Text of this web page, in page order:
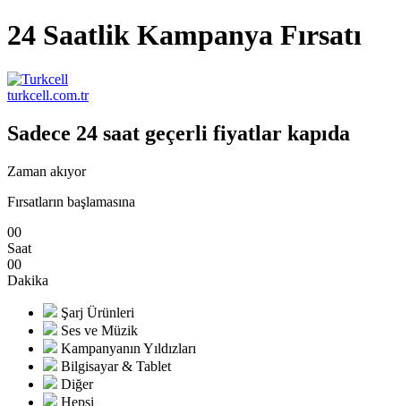
24 Saatlik Kampanya Fırsatı
turkcell.com.tr
Sadece 24 saat geçerli fiyatlar kapıda
Zaman akıyor
Fırsatların başlamasına
00
Saat
00
Dakika
Şarj Ürünleri
Ses ve Müzik
Kampanyanın Yıldızları
Bilgisayar & Tablet
Diğer
Hepsi